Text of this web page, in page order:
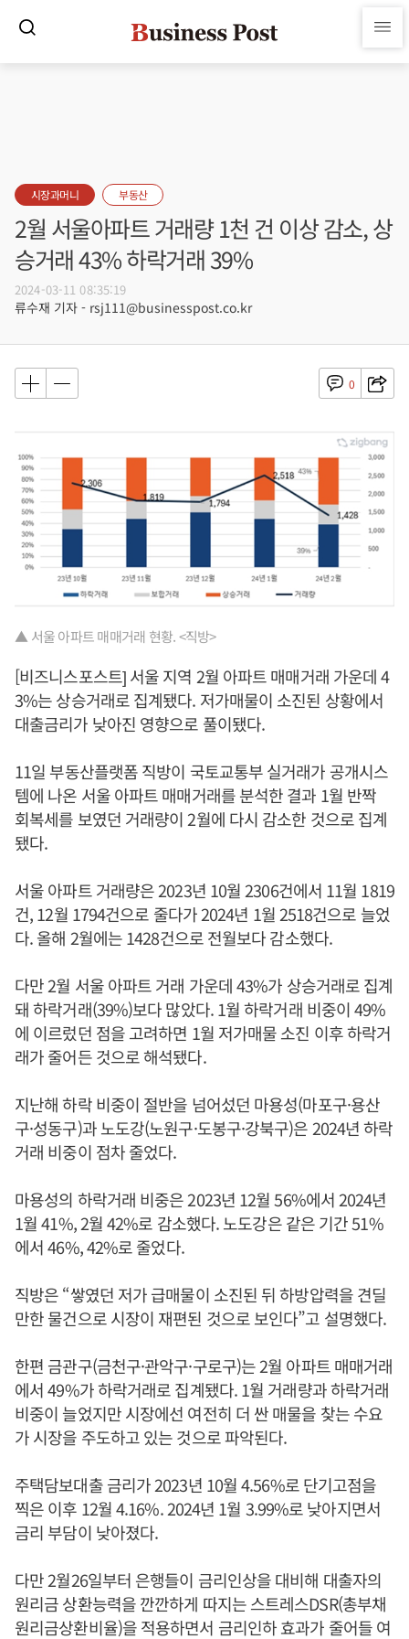
시장과머니 부동산
2월 서울아파트 거래량 1천 건 이상 감소, 상
승거래 43% 하락거래 39%
2024-03-11 08:35:19
류수재 기자 - rsj111@businesspost.co.kr
0
▲ 서울 아파트 매매거래 현황. <직방>
[비즈니스포스트] 서울 지역 2월 아파트 매매거래 가운데 4
3%는 상승거래로 집계됐다. 저가매물이 소진된 상황에서
대출금리가 낮아진 영향으로 풀이됐다.
11일 부동산플랫폼 직방이 국토교통부 실거래가 공개시스
템에 나온 서울 아파트 매매거래를 분석한 결과 1월 반짝
회복세를 보였던 거래량이 2월에 다시 감소한 것으로 집계
됐다.
서울 아파트 거래량은 2023년 10월 2306건에서 11월 1819
건, 12월 1794건으로 줄다가 2024년 1월 2518건으로 늘었
다. 올해 2월에는 1428건으로 전월보다 감소했다.
다만 2월 서울 아파트 거래 가운데 43%가 상승거래로 집계
돼 하락거래(39%)보다 많았다. 1월 하락거래 비중이 49%
에 이르렀던 점을 고려하면 1월 저가매물 소진 이후 하락거
래가 줄어든 것으로 해석됐다.
지난해 하락 비중이 절반을 넘어섰던 마용성(마포구·용산
구·성동구)과 노도강(노원구·도봉구·강북구)은 2024년 하락
거래 비중이 점차 줄었다.
마용성의 하락거래 비중은 2023년 12월 56%에서 2024년
1월 41%, 2월 42%로 감소했다. 노도강은 같은 기간 51%
에서 46%, 42%로 줄었다.
직방은 “쌓였던 저가 급매물이 소진된 뒤 하방압력을 견딜
만한 물건으로 시장이 재편된 것으로 보인다”고 설명했다.
한편 금관구(금천구·관악구·구로구)는 2월 아파트 매매거래
에서 49%가 하락거래로 집계됐다. 1월 거래량과 하락거래
비중이 늘었지만 시장에선 여전히 더 싼 매물을 찾는 수요
가 시장을 주도하고 있는 것으로 파악된다.
주택담보대출 금리가 2023년 10월 4.56%로 단기고점을
찍은 이후 12월 4.16%. 2024년 1월 3.99%로 낮아지면서
금리 부담이 낮아졌다.
다만 2월26일부터 은행들이 금리인상을 대비해 대출자의
원리금 상환능력을 깐깐하게 따지는 스트레스DSR(총부채
원리금상환비율)을 적용하면서 금리인하 효과가 줄어들 여